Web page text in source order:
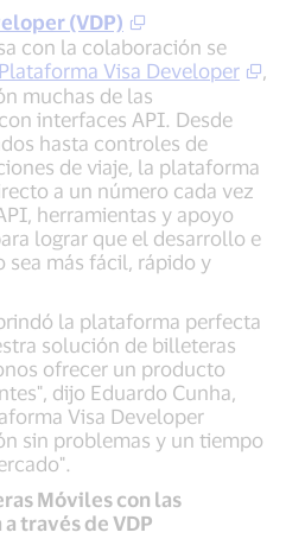
(VDP)
con la colaboración se
Plataforma Visa Developer
,
muchas de las
interfaces API. Desde
hasta controles de
de viaje, la plataforma
a un número cada vez
herramientas y apoyo
lograr que el desarrollo e
más fácil, rápido y
la plataforma perfecta
solución de billeteras
ofrecer un producto
dijo Eduardo Cunha,
Visa Developer
sin problemas y un tiempo
Móviles con las
través de VDP